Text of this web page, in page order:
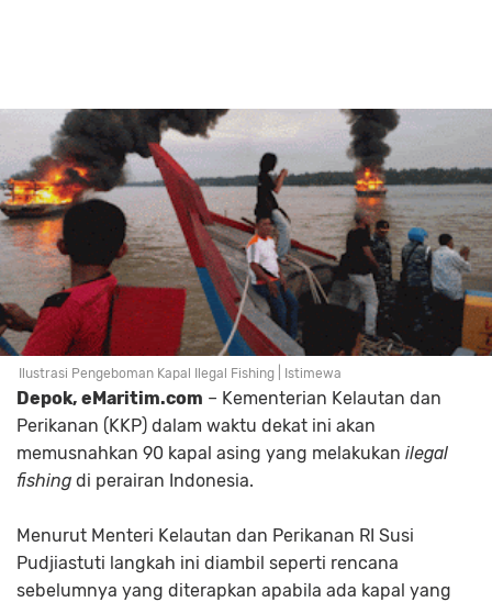
Ilustrasi Pengeboman Kapal Ilegal Fishing | Istimewa
Depok, eMaritim.com – Kementerian Kelautan dan
Perikanan (KKP) dalam waktu dekat ini akan
memusnahkan 90 kapal asing yang melakukan ilegal
fishing di perairan Indonesia.
Menurut Menteri Kelautan dan Perikanan RI Susi
Pudjiastuti langkah ini diambil seperti rencana
sebelumnya yang diterapkan apabila ada kapal yang